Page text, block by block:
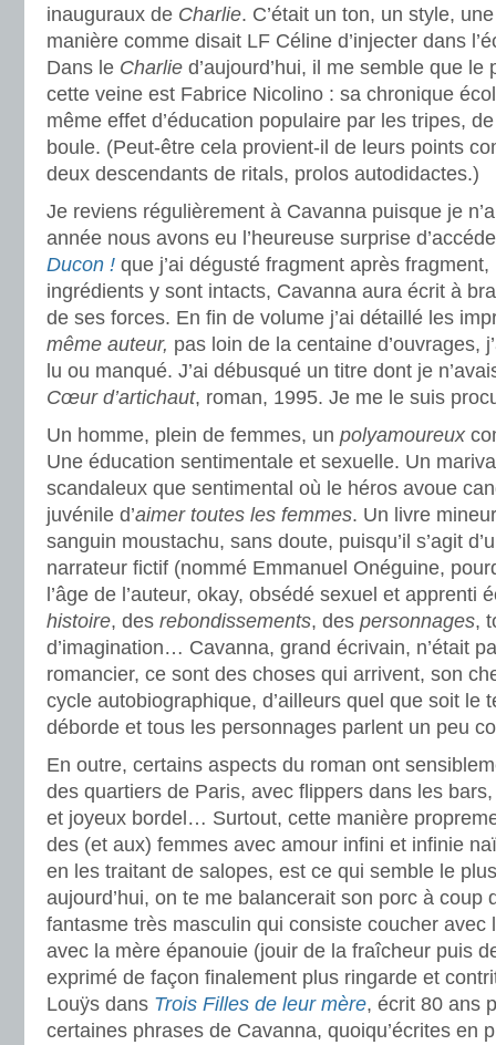
inauguraux de Charlie. C’était un ton, un style,
manière comme disait LF Céline d’injecter dans
Dans le Charlie d’aujourd’hui, il me semble que
cette veine est Fabrice Nicolino : sa chronique
même effet d’éducation populaire par les tripes,
boule. (Peut-être cela provient-il de leurs points
deux descendants de ritals, prolos autodidactes.)
Je reviens régulièrement à Cavanna puisque je
année nous avons eu l’heureuse surprise
Ducon ! que j’ai dégusté fragment après
ingrédients y sont intacts, Cavanna aura écrit à
de ses forces. En fin de volume j’ai détaillé les
même auteur, pas loin de la centaine d’ouvrages,
lu ou manqué. J’ai débusqué un titre dont je
Cœur d’artichaut, roman, 1995. Je me le suis
Un homme, plein de femmes, un polyamoureux
Une éducation sentimentale et sexuelle. Un
scandaleux que sentimental où le héros avoue
juvénile d’aimer toutes les femmes. Un livre
sanguin moustachu, sans doute, puisqu’il s’agit
narrateur fictif (nommé Emmanuel Onéguine,
l’âge de l’auteur, okay, obsédé sexuel et apprenti
histoire, des rebondissements, des personnages,
d’imagination… Cavanna, grand écrivain, n’était
romancier, ce sont des choses qui arrivent, son
cycle autobiographique, d’ailleurs quel que soit le
déborde et tous les personnages parlent un peu
En outre, certains aspects du roman ont
des quartiers de Paris, avec flippers dans les
et joyeux bordel… Surtout, cette manière
des (et aux) femmes avec amour infini et infinie
en les traitant de salopes, est ce qui semble le
aujourd’hui, on te me balancerait son porc à coup
fantasme très masculin qui consiste coucher avec
avec la mère épanouie (jouir de la fraîcheur puis
exprimé de façon finalement plus ringarde et
Louÿs dans Trois Filles de leur mère, écrit 80 ans
certaines phrases de Cavanna, quoiqu’écrites en